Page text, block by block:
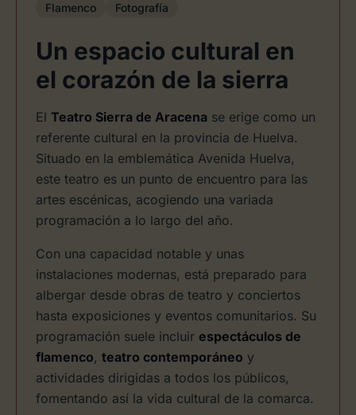
Flamenco
Fotografía
Un espacio cultural en
el corazón de la sierra
El Teatro Sierra de Aracena se erige como un
referente cultural en la provincia de Huelva.
Situado en la emblemática Avenida Huelva,
este teatro es un punto de encuentro para las
artes escénicas, acogiendo una variada
programación a lo largo del año.
Con una capacidad notable y unas
instalaciones modernas, está preparado para
albergar desde obras de teatro y conciertos
hasta exposiciones y eventos comunitarios. Su
programación suele incluir espectáculos de
flamenco, teatro contemporáneo y
actividades dirigidas a todos los públicos,
fomentando así la vida cultural de la comarca.